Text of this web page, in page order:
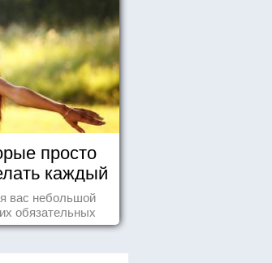
просто
каждый
вас небольшой
обязательных
стать частью